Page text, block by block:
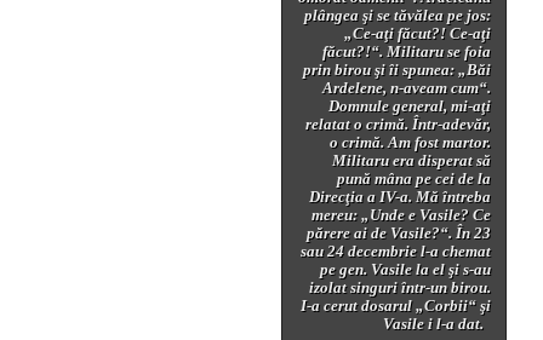
plângea şi se tăvălea pe jos:
„Ce-aţi făcut?! Ce‑aţi
făcut?!“. Militaru se foia
prin birou şi îi spunea: „Băi
Ardelene, n-aveam cum“.
Domnule general, mi-aţi
relatat o crimă. Într-adevăr,
o crimă. Am fost martor.
Militaru era disperat să
pună mâna pe cei de la
Direcţia a IV-a. Mă întreba
mereu: „Unde e Vasile? Ce
părere ai de Vasile?“. În 23
sau 24 decembrie l-a chemat
pe gen. Vasile la el şi s-au
izolat singuri într-un birou.
I-a cerut dosarul „Corbii“ şi
Vasile i l-a dat.